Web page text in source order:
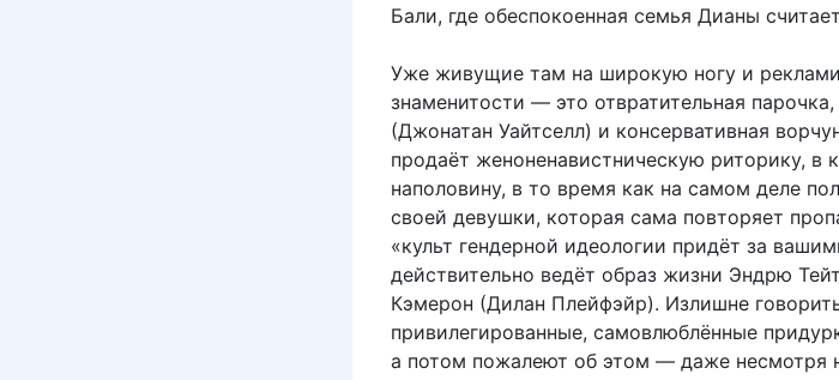
Бали, где обеспокоенная семья Дианы
Уже живущие там на широкую ногу и
знаменитости — это отвратительная
(Джонатан Уайтселл) и консервативная
продаёт женоненавистническую риторику, в
наполовину, в то время как на самом деле
своей девушки, которая сама повторяет
«культ гендерной идеологии придёт за
действительно ведёт образ жизни Эндрю
Кэмерон (Дилан Плейфэйр). Излишне
привилегированные, самовлюблённые
а потом пожалеют об этом — даже несмотря